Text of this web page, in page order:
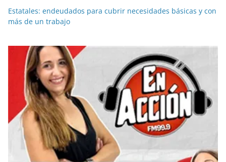
Estatales: endeudados para cubrir necesidades básicas y con
más de un trabajo